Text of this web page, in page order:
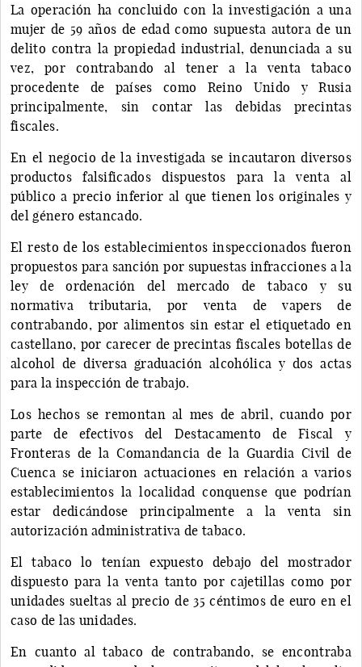
La operación ha concluido con la investigación a una
mujer de 59 años de edad como supuesta autora de un
delito contra la propiedad industrial, denunciada a su
vez, por contrabando al tener a la venta tabaco
procedente de países como Reino Unido y Rusia
principalmente, sin contar las debidas precintas
fiscales.
En el negocio de la investigada se incautaron diversos
productos falsificados dispuestos para la venta al
público a precio inferior al que tienen los originales y
del género estancado.
El resto de los establecimientos inspeccionados fueron
propuestos para sanción por supuestas infracciones a la
ley de ordenación del mercado de tabaco y su
normativa tributaria, por venta de vapers de
contrabando, por alimentos sin estar el etiquetado en
castellano, por carecer de precintas fiscales botellas de
alcohol de diversa graduación alcohólica y dos actas
para la inspección de trabajo.
Los hechos se remontan al mes de abril, cuando por
parte de efectivos del Destacamento de Fiscal y
Fronteras de la Comandancia de la Guardia Civil de
Cuenca se iniciaron actuaciones en relación a varios
establecimientos la localidad conquense que podrían
estar dedicándose principalmente a la venta sin
autorización administrativa de tabaco.
El tabaco lo tenían expuesto debajo del mostrador
dispuesto para la venta tanto por cajetillas como por
unidades sueltas al precio de 35 céntimos de euro en el
caso de las unidades.
En cuanto al tabaco de contrabando, se encontraba